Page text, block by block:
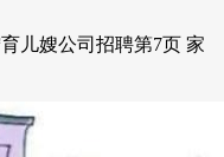
儿嫂公司招聘第7页 家